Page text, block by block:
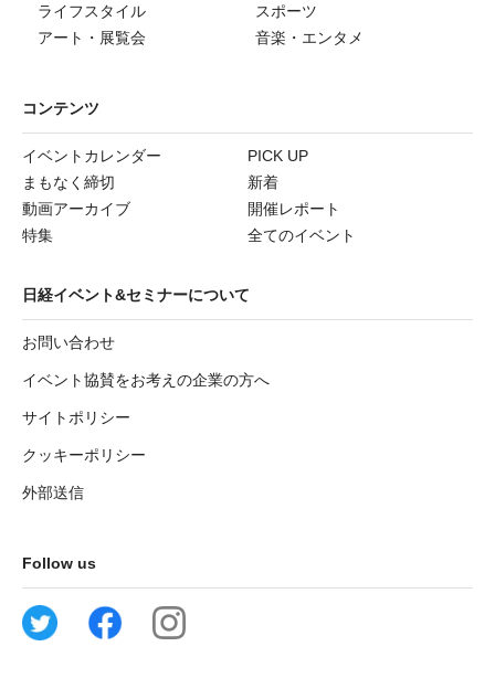
ライフスタイル
スポーツ
アート・展覧会
音楽・エンタメ
コンテンツ
イベントカレンダー
PICK UP
まもなく締切
新着
動画アーカイブ
開催レポート
特集
全てのイベント
日経イベント&セミナーについて
お問い合わせ
イベント協賛をお考えの企業の方へ
サイトポリシー
クッキーポリシー
外部送信
Follow us